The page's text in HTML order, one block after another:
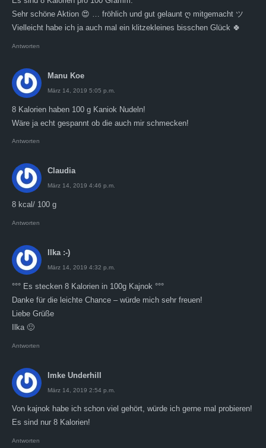
Sehr schöne Aktion 😍 … fröhlich und gut gelaunt ღ mitgemacht ツ
Vielleicht habe ich ja auch mal ein klitzekleines bisschen Glück 🍀
Antworten
Manu Koe
März 14, 2019 5:05 p.m.
8 Kalorien haben 100 g Kaniok Nudeln!
Wäre ja echt gespannt ob die auch mir schmecken!
Antworten
Claudia
März 14, 2019 4:46 p.m.
8 kcal/ 100 g
Antworten
Ilka :-)
März 14, 2019 4:32 p.m.
°°° Es stecken 8 Kalorien in 100g Kajnok °°°
Danke für die leichte Chance – würde mich sehr freuen!
Liebe Grüße
Ilka 🙂
Antworten
Imke Underhill
März 14, 2019 2:54 p.m.
Von kajnok habe ich schon viel gehört, würde ich gerne mal probieren!
Es sind nur 8 Kalorien!
Antworten